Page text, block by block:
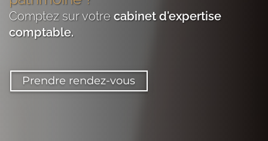
Comptez sur votre cabinet d'expertise
comptable.
Prendre rendez-vous